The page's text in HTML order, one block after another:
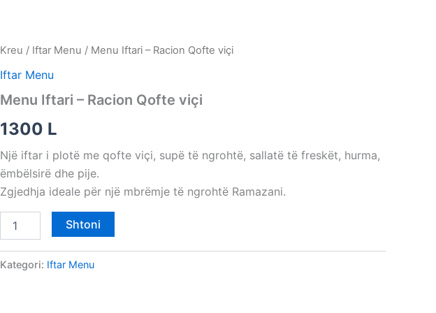
Kreu / Iftar Menu / Menu Iftari – Racion Qofte viçi
Iftar Menu
Menu Iftari – Racion Qofte viçi
1300 L
Një iftar i plotë me qofte viçi, supë të ngrohtë, sallatë të freskët, hurma,
ëmbëlsirë dhe pije.
Zgjedhja ideale për një mbrëmje të ngrohtë Ramazani.
Sasi
Iftari
Racion
viçi
Shtoni
Kategori: Iftar Menu